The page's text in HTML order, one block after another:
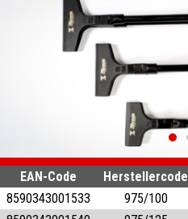
EAN-Code Herstellercode
8590343001533
975/100